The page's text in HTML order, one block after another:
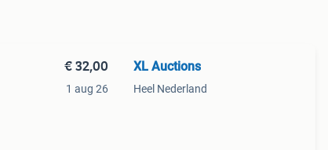
€ 32,00
1 aug 26
XL Auctions
Heel Nederland